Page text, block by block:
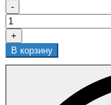
-
+
В корзину